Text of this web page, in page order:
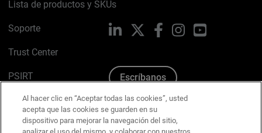
Lista de productos y SKUs
Soporte
Trust Center
PSIRT
Política de cookies
Política de privacidad
LinkedIn FacebookInstagramYouTube
Escríbanos
Al hacer clic en “Aceptar todas las cookies”, usted
acepta que las cookies se guarden en su
dispositivo para mejorar la navegación del sitio,